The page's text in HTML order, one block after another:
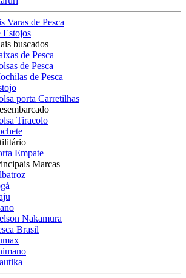
Varas de Pesca
Estojos
buscados
de Pesca
de Pesca
de Pesca
porta Carretilhas
Tiracolo
Empate
Marcas
Nakamura
Brasil